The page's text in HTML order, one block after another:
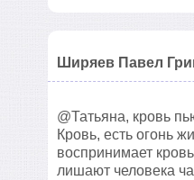
Ширяев Павел
@Татьяна, кровь
Кровь, есть огонь
воспринимает
лишают человека